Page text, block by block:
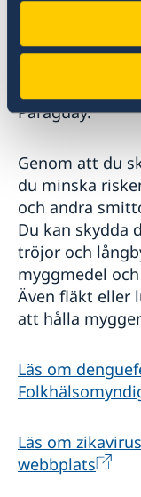
zika och
denguefeber
periodvis.
Paraguay.
Genom att du
du minska
och andra
Du kan skydda
tröjor och
myggmedel
Även fläkt eller
att hålla
Läs om
Läs om
webbplats